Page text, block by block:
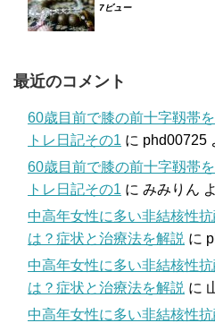
7ビュー
最近のコメント
60歳目前で膝の前十字靱帯
トレ日記その1 に phd00725
60歳目前で膝の前十字靱帯
トレ日記その1 に みみりん
中高年女性に多い非結核性
は？症状と治療法を解説 に
中高年女性に多い非結核性
は？症状と治療法を解説 に
中高年女性に多い非結核性